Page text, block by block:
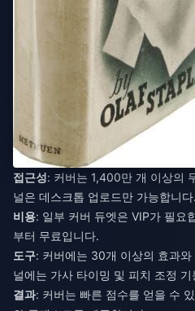
접근성: 커버는 1,400만 개 이상의
널은 데스크톱 업로드만 가능합니다.
비용: 일부 커버 듀엣은 VIP가 필요
부터 무료입니다.
도구: 커버에는 30개 이상의 효과
널에는 가사 타이밍 및 피치 조정
결과: 커버는 빠른 점수를 얻을 수